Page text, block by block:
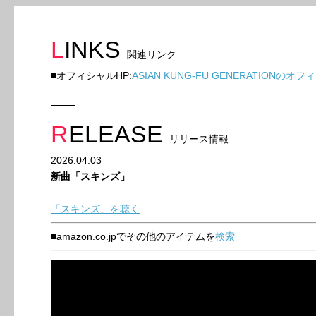
LINKS
関連リンク
■オフィシャルHP:ASIAN KUNG-FU GENERATIONのオフ
RELEASE
リリース情報
2026.04.03
新曲「スキンズ」
「スキンズ」を聴く
■amazon.co.jpでその他のアイテムを検索